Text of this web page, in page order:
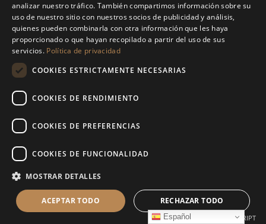
GOTZO 3000 S.L. © 2026. Todos los derechos
reservados
Español
analizar nuestro tráfico. También compartimos información sobre su
uso de nuestro sitio con nuestros socios de publicidad y análisis,
quienes pueden combinarla con otra información que les haya
proporcionado o que hayan recopilado a partir del uso de sus
servicios. Política de privacidad
COOKIES ESTRICTAMENTE NECESARIAS
COOKIES DE RENDIMIENTO
COOKIES DE PREFERENCIAS
COOKIES DE FUNCIONALIDAD
MOSTRAR DETALLES
ACEPTAR TODO RECHAZAR TODO
POWERED BY COOKIESCRIPT